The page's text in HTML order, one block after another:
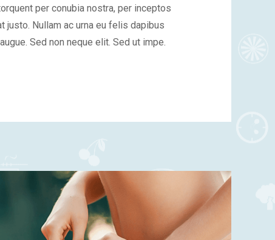
per conubia nostra, per inceptos
justo. Nullam ac urna eu felis dapibus
Sed non neque elit. Sed ut impe.